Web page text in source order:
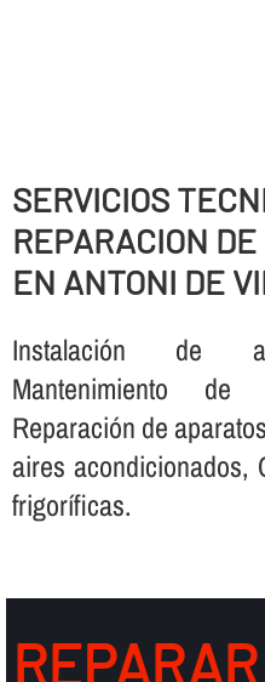
SERVICIOS
REPARACION
EN ANTONI DE
Instalación de
Mantenimiento de
Reparación de
aires acondicionados,
frigorí­ficas.